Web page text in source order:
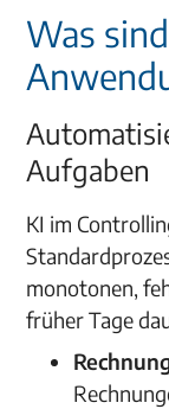
Was
Aufgaben
KI im
monotonen,
früher Tage